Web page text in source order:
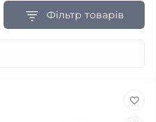
Фільтр товарів